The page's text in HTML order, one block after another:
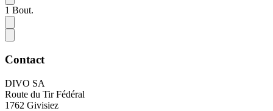
1 Bout.
Contact
DIVO SA
Route du Tir Fédéral
1762 Givisiez